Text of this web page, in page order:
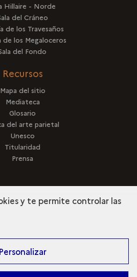
Hillaire - Norde
del Cráneo
de los Travesaños
de los Megaloceros
del Fondo
Recursos
Mapa del sitio
Mediateca
Glosario
del arte parietal
Unesco
Titularidad
Prensa
y te permite controlar las
Personalizar